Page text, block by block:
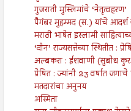
गुजराती मुस्लिमांचे ‘नेतृत्वहरण’
पैगंबर मुहम्मद (स.) यांचे आदर्श
मराठी भाषेत इस्लामी
‘दीन’ राज्यसत्तेच्या स्थितीत :
अल्बकरा : ईशवाणी (सुबोध
प्रेषित : ज्यांनी 23 वर्षात
मतदारांचा अनुनय
अस्मिता